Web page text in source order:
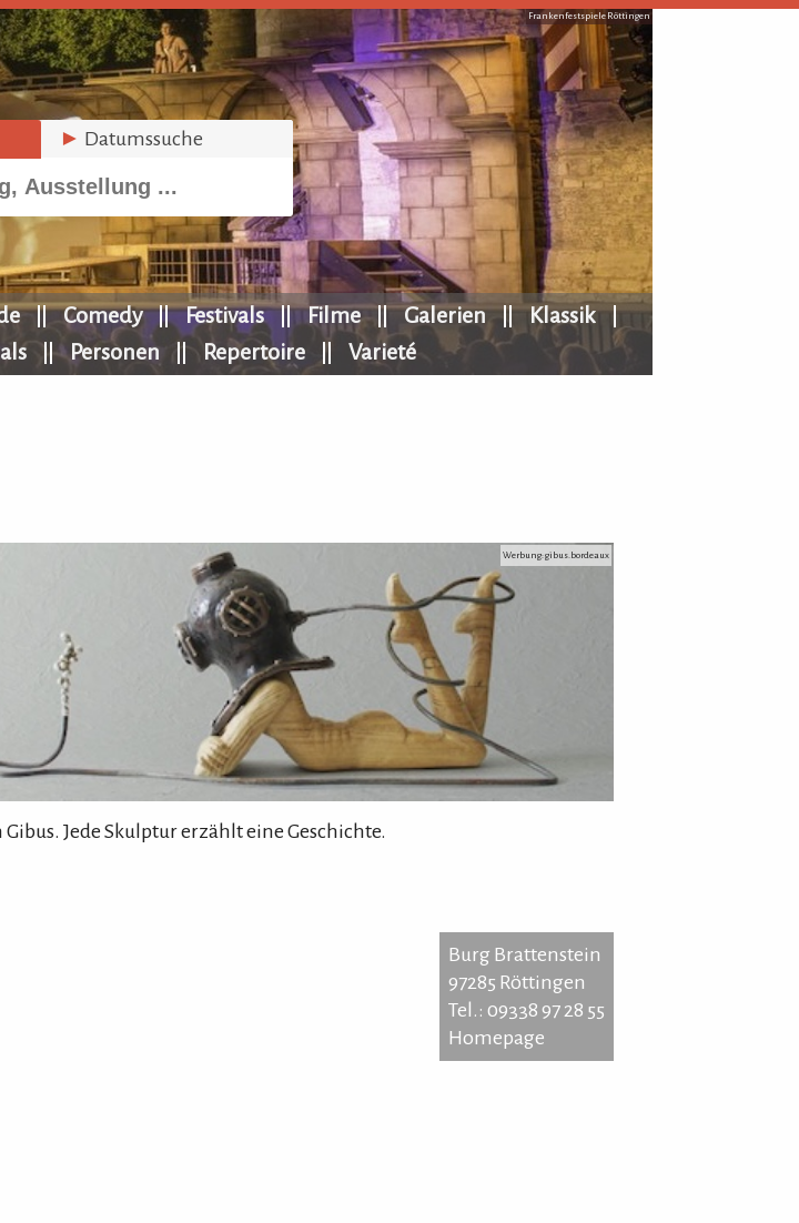
Frankenfestspiele Röttingen
► Datumssuche
Comedy Festivals Filme Galerien
Klassik
Personen Repertoire Varieté
Werbung: gibus.bordeaux
Jede Skulptur erzählt eine Geschichte.
Burg Brattenstein
97285 Röttingen
Tel.: 09338 97 28 55
Homepage